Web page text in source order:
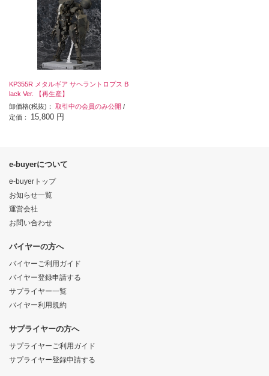
KP355R メタルギア サヘラントロプス B
lack Ver. 【再生産】
卸価格(税抜)： 取引中の会員のみ公開 /
定価： 15,800 円
e-buyerについて
e-buyerトップ
お知らせ一覧
運営会社
お問い合わせ
バイヤーの方へ
バイヤーご利用ガイド
バイヤー登録申請する
サプライヤー一覧
バイヤー利用規約
サプライヤーの方へ
サプライヤーご利用ガイド
サプライヤー登録申請する